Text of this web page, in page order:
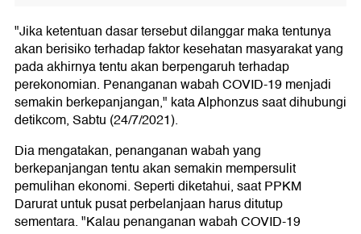
"Jika ketentuan dasar tersebut dilanggar maka tentunya
akan berisiko terhadap faktor kesehatan masyarakat yang
pada akhirnya tentu akan berpengaruh terhadap
perekonomian. Penanganan wabah COVID-19 menjadi
semakin berkepanjangan," kata Alphonzus saat dihubungi
detikcom, Sabtu (24/7/2021).
Dia mengatakan, penanganan wabah yang
berkepanjangan tentu akan semakin mempersulit
pemulihan ekonomi. Seperti diketahui, saat PPKM
Darurat untuk pusat perbelanjaan harus ditutup
sementara. "Kalau penanganan wabah COVID-19